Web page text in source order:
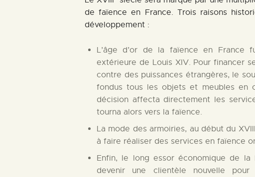
de faïence en France. Trois raisons
développement :
L’âge d’or de la faïence en France
extérieure de Louis XIV. Pour financer
contre des puissances étrangères, le
fondus tous les objets et meubles en
décision affecta directement les
tourna alors vers la faïence.
La mode des armoiries, au début du
à faire réaliser des services en faïence
Enfin, le long essor économique de
devenir une clientèle nouvelle pour